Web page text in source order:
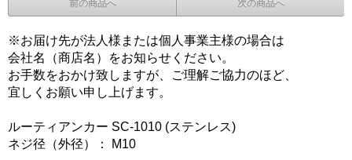
前の商品へ 次の商品へ
※お届け先が法人様または個人事業主様の場合は
会社名（商店名）をお知らせください。
お手数をおかけ致しますが、ご理解ご協力のほど、
宜しくお願い申し上げます。
ルーティアンカー SC-1010 (ステンレス)
ネジ径（外径）： M10